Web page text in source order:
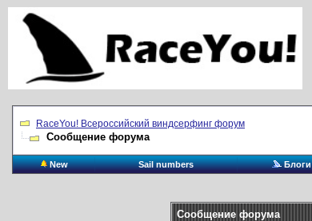
RaceYou! Всероссийский виндсерфинг форум
Сообщение форума
New Sail numbers Блоги
Сообщение форума